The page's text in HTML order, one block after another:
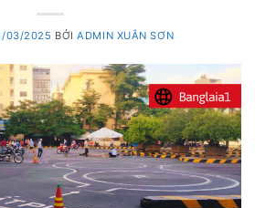
03/2025 BỞIADMIN XUÂN SƠN